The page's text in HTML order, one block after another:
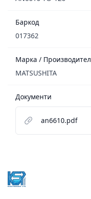
Баркод
017362
Марка / Производител
MATSUSHITA
Документи
an6610.pdf